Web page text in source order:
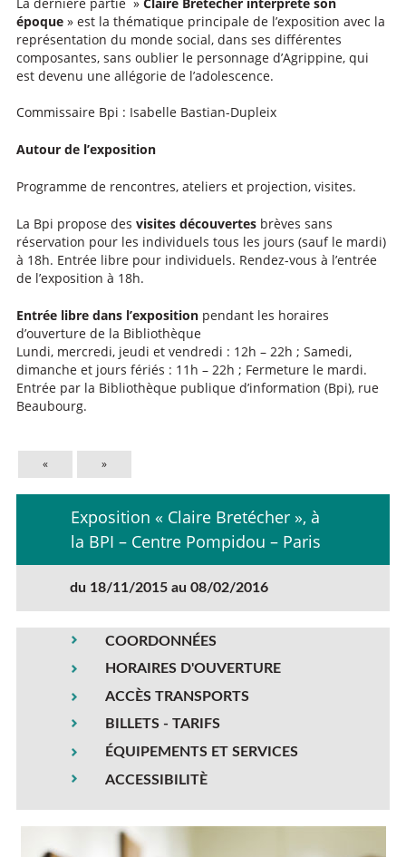
époque » est la thématique principale de l’exposition avec la
représentation du monde social, dans ses différentes
composantes, sans oublier le personnage d’Agrippine, qui
est devenu une allégorie de l’adolescence.
Commissaire Bpi : Isabelle Bastian-Dupleix
Autour de l’exposition
Programme de rencontres, ateliers et projection, visites.
La Bpi propose des visites découvertes brèves sans
réservation pour les individuels tous les jours (sauf le mardi)
à 18h. Entrée libre pour individuels. Rendez-vous à l’entrée
de l’exposition à 18h.
Entrée libre dans l’exposition pendant les horaires
d’ouverture de la Bibliothèque
Lundi, mercredi, jeudi et vendredi : 12h – 22h ; Samedi,
dimanche et jours fériés : 11h – 22h ; Fermeture le mardi.
Entrée par la Bibliothèque publique d’information (Bpi), rue
Beaubourg.
« »
Exposition « Claire Bretécher », à
la BPI – Centre Pompidou – Paris
du 18/11/2015 au 08/02/2016
COORDONNÉES
HORAIRES D'OUVERTURE
ACCÈS TRANSPORTS
BILLETS - TARIFS
ÉQUIPEMENTS ET SERVICES
ACCESSIBILITÈ